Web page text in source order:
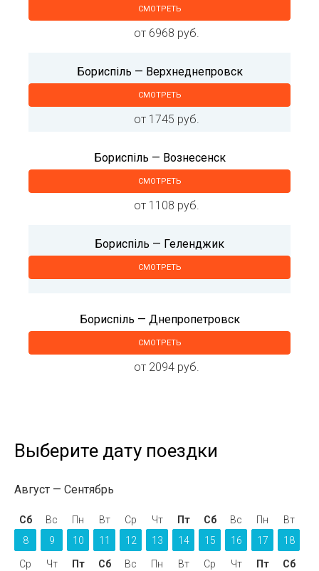
СМОТРЕТЬ
от 6968 руб.
Бориспіль — Верхнеднепровск
СМОТРЕТЬ
от 1745 руб.
Бориспіль — Вознесенск
СМОТРЕТЬ
от 1108 руб.
Бориспіль — Геленджик
СМОТРЕТЬ
Бориспіль — Днепропетровск
СМОТРЕТЬ
от 2094 руб.
Выберите дату поездки
Август Сентябрь
Сб
8
Вс
9
Пн
10
Вт
11
Ср
12
Чт
13
Пт
14
Сб
15
Вс
16
Пн
17
Вт
18
Ср
Чт
Пт
Сб
Вс
Пн
Вт
Ср
Чт
Пт
Сб